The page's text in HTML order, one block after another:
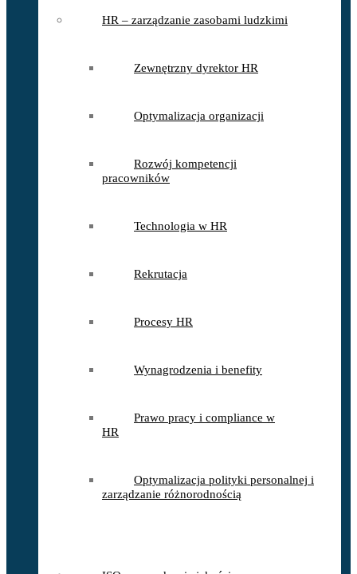
HR – zarządzanie zasobami ludzkimi
Zewnętrzny dyrektor HR
Optymalizacja organizacji
Rozwój kompetencji
pracowników
Technologia w HR
Rekrutacja
Procesy HR
Wynagrodzenia i benefity
Prawo pracy i compliance w
HR
Optymalizacja polityki personalnej i
zarządzanie różnorodnością